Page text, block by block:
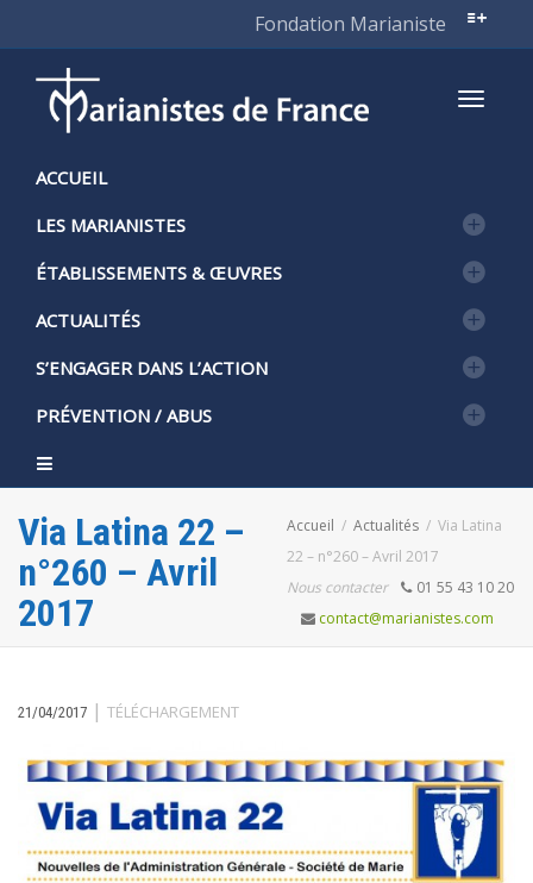
Fondation Marianiste
ACCUEIL
LES MARIANISTES
ÉTABLISSEMENTS & ŒUVRES
ACTUALITÉS
S’ENGAGER DANS L’ACTION
PRÉVENTION / ABUS
Via Latina 22 –
n°260 – Avril
2017
Accueil Actualités
Via Latina
22 – n°260 – Avril 2017
Nous contacter
01 55 43 10 20
contact@marianistes.com
21/04/2017 | TÉLÉCHARGEMENT